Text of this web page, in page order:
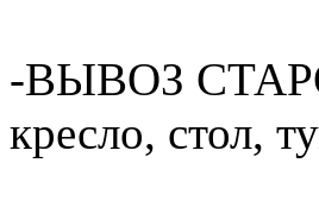
-ВЫВОЗ
кресло, стол,